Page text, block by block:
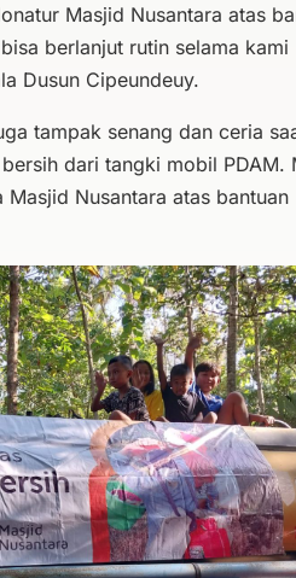
Masjid Nusantara atas
berlanjut rutin selama kami
Dusun Cipeundeuy.
tampak senang dan ceria
dari tangki mobil PDAM.
Nusantara atas bantuan